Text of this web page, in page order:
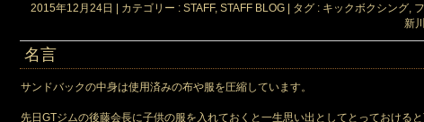
2015年12月24日 カテゴリー : STAFF, STAFF BLOG タグ : キックボクシング,
新
名言
サンドバックの中身は使用済みの布や服を圧縮しています。
先日GTジムの後藤会長に子供の服を入れておくと一生思い出としてとっておけると